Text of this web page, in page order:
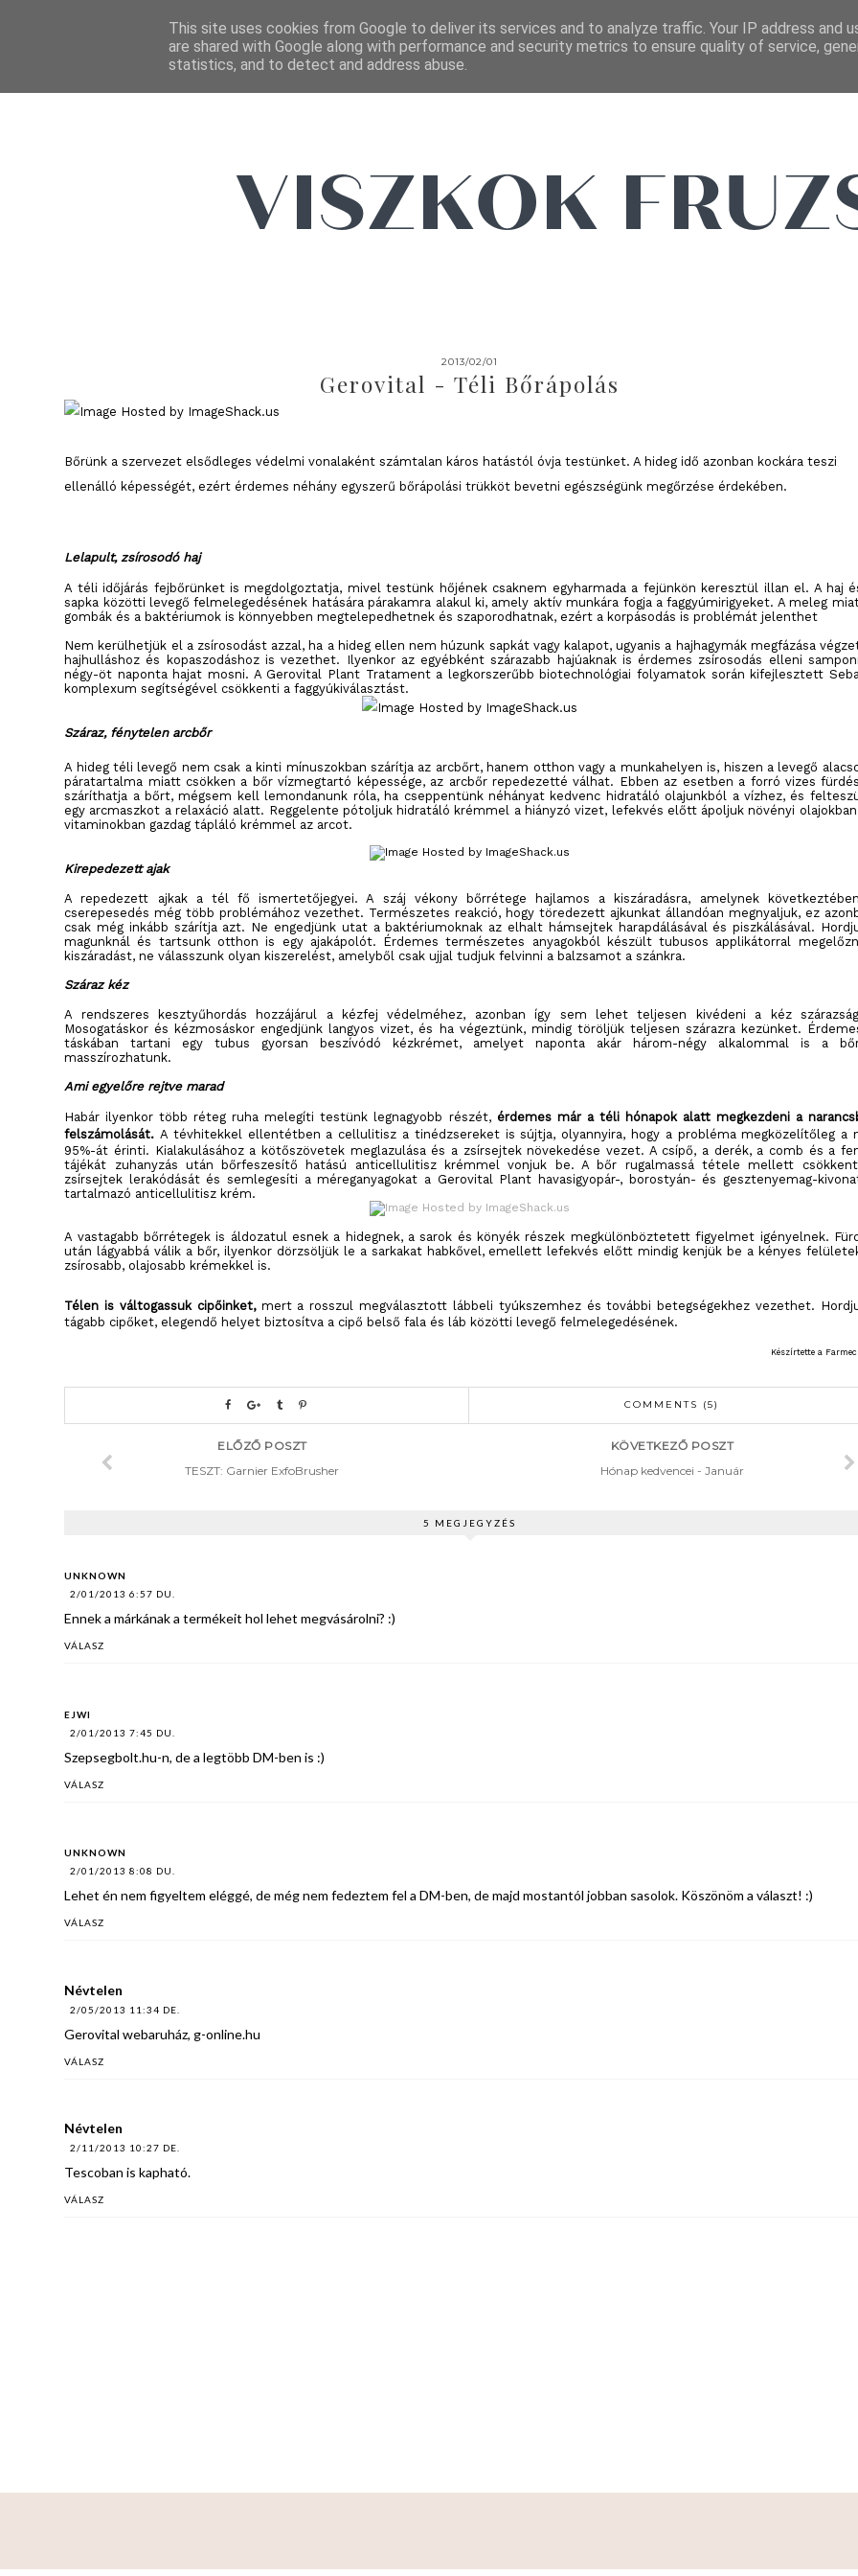
FŐOLDAL EMAIL
2013/02/01
Gerovital - Téli Bőrápolás
Bőrünk a szervezet elsődleges védelmi vonalaként számtalan káros hatástól óvja testünket. A hideg idő azonban kockára teszi
ellenálló képességét, ezért érdemes néhány egyszerű bőrápolási trükköt bevetni egészségünk megőrzése érdekében.
Lelapult, zsírosodó haj
A téli időjárás fejbőrünket is megdolgoztatja, mivel testünk hőjének csaknem egyharmada a fejünkön keresztül illan el. A haj
sapka közötti levegő felmelegedésének hatására párakamra alakul ki, amely aktív munkára fogja a faggyúmirigyeket. A meleg
gombák és a baktériumok is könnyebben megtelepedhetnek és szaporodhatnak, ezért a korpásodás is problémát jelenthet
Nem kerülhetjük el a zsírosodást azzal, ha a hideg ellen nem húzunk sapkát vagy kalapot, ugyanis a hajhagymák megfázása
hajhulláshoz és kopaszodáshoz is vezethet. Ilyenkor az egyébként szárazabb hajúaknak is érdemes zsírosodás elleni
négy-öt naponta hajat mosni. A Gerovital Plant Tratament a legkorszerűbb biotechnológiai folyamatok során kifejlesztett
komplexum segítségével csökkenti a faggyúkiválasztást.
Száraz, fénytelen arcbőr
A hideg téli levegő nem csak a kinti mínuszokban szárítja az arcbőrt, hanem otthon vagy a munkahelyen is, hiszen a levegő
páratartalma miatt csökken a bőr vízmegtartó képessége, az arcbőr repedezetté válhat. Ebben az esetben a forró vizes
száríthatja a bőrt, mégsem kell lemondanunk róla, ha cseppentünk néhányat kedvenc hidratáló olajunkból a vízhez, és
egy arcmaszkot a relaxáció alatt. Reggelente pótoljuk hidratáló krémmel a hiányzó vizet, lefekvés előtt ápoljuk növényi
vitaminokban gazdag tápláló krémmel az arcot.
Kirepedezett ajak
A repedezett ajkak a tél fő ismertetőjegyei. A száj vékony bőrrétege hajlamos a kiszáradásra, amelynek
cserepesedés még több problémához vezethet. Természetes reakció, hogy töredezett ajkunkat állandóan megnyaljuk, ez
csak még inkább szárítja azt. Ne engedjünk utat a baktériumoknak az elhalt hámsejtek harapdálásával és piszkálásával.
magunknál és tartsunk otthon is egy ajakápolót. Érdemes természetes anyagokból készült tubusos applikátorral
kiszáradást, ne válasszunk olyan kiszerelést, amelyből csak ujjal tudjuk felvinni a balzsamot a szánkra.
Száraz kéz
A rendszeres kesztyűhordás hozzájárul a kézfej védelméhez, azonban így sem lehet teljesen kivédeni a kéz
Mosogatáskor és kézmosáskor engedjünk langyos vizet, és ha végeztünk, mindig töröljük teljesen szárazra kezünket.
táskában tartani egy tubus gyorsan beszívódó kézkrémet, amelyet naponta akár három-négy alkalommal is a
masszírozhatunk.
Ami egyelőre rejtve marad
Habár ilyenkor több réteg ruha melegíti testünk legnagyobb részét, érdemes már a téli hónapok alatt megkezdeni a
felszámolását. A tévhitekkel ellentétben a cellulitisz a tinédzsereket is sújtja, olyannyira, hogy a probléma megközelítőleg a
95%-át érinti. Kialakulásához a kötőszövetek meglazulása és a zsírsejtek növekedése vezet. A csípő, a derék, a comb és a
tájékát zuhanyzás után bőrfeszesítő hatású anticellulitisz krémmel vonjuk be. A bőr rugalmassá tétele mellett
zsírsejtek lerakódását és semlegesíti a méreganyagokat a Gerovital Plant havasigyopár-, borostyán- és gesztenyemag-
tartalmazó anticellulitisz krém.
A vastagabb bőrrétegek is áldozatul esnek a hidegnek, a sarok és könyék részek megkülönböztetett figyelmet igényelnek.
után lágyabbá válik a bőr, ilyenkor dörzsöljük le a sarkakat habkővel, emellett lefekvés előtt mindig kenjük be a kényes
zsírosabb, olajosabb krémekkel is.
Télen is váltogassuk cipőinket,mert a rosszul megválasztott lábbeli tyúkszemhez és további betegségekhez vezethet.
tágabb cipőket, elegendő helyet biztosítva a cipő belső fala és láb közötti levegő felmelegedésének.
Készírtette a
COMMENTS (5)
KÖVETKEZŐ POSZT
Hónap kedvencei - Január
ELŐZŐ POSZT
TESZT: Garnier ExfoBrusher
5 MEGJEGYZÉS
UNKNOWN
2/01/2013 6:57 DU.
Ennek a márkának a termékeit hol lehet megvásárolni? :)
VÁLASZ
EJWI
2/01/2013 7:45 DU.
Szepsegbolt.hu-n, de a legtöbb DM-ben is :)
VÁLASZ
UNKNOWN
2/01/2013 8:08 DU.
Lehet én nem figyeltem eléggé, de még nem fedeztem fel a DM-ben, de majd mostantól jobban sasolok. Köszönöm a választ! :)
VÁLASZ
Névtelen
2/05/2013 11:34 DE.
Gerovital webaruház, g-online.hu
VÁLASZ
Névtelen
2/11/2013 10:27 DE.
Tescoban is kapható.
VÁLASZ
This site uses cookies from Google to deliver its services and to analyze traffic. Your IP address and
are shared with Google along with performance and security metrics to ensure quality of service,
statistics, and to detect and address abuse.